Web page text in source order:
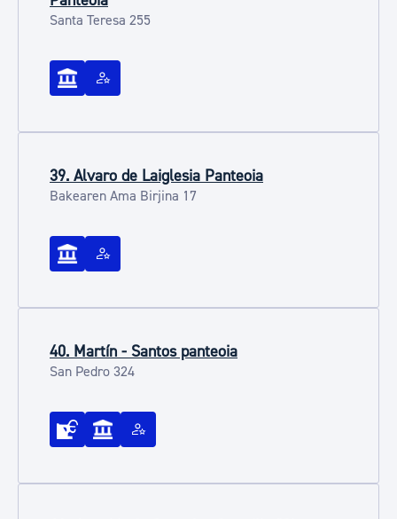
Santa Teresa 255
39. Alvaro de Laiglesia Panteoia
Bakearen Ama Birjina 17
40. Martín - Santos panteoia
San Pedro 324